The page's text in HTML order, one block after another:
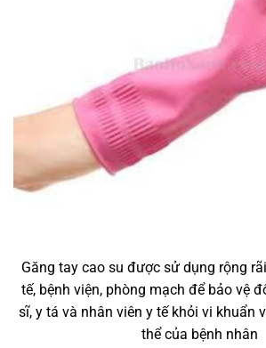
Găng tay cao su được sử dụng rộng
tế, bệnh viện, phòng mạch để bảo vệ
sĩ, y tá và nhân viên y tế khỏi vi khuẩn
thể của bệnh nhân